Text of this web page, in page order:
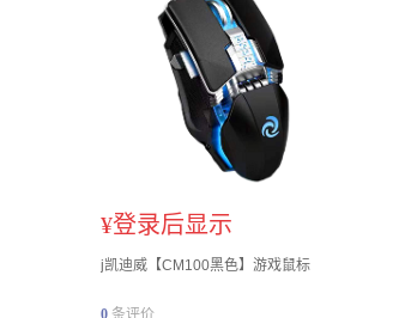
¥登录后显示
j凯迪威【CM100黑色】游戏鼠标
0 条评价